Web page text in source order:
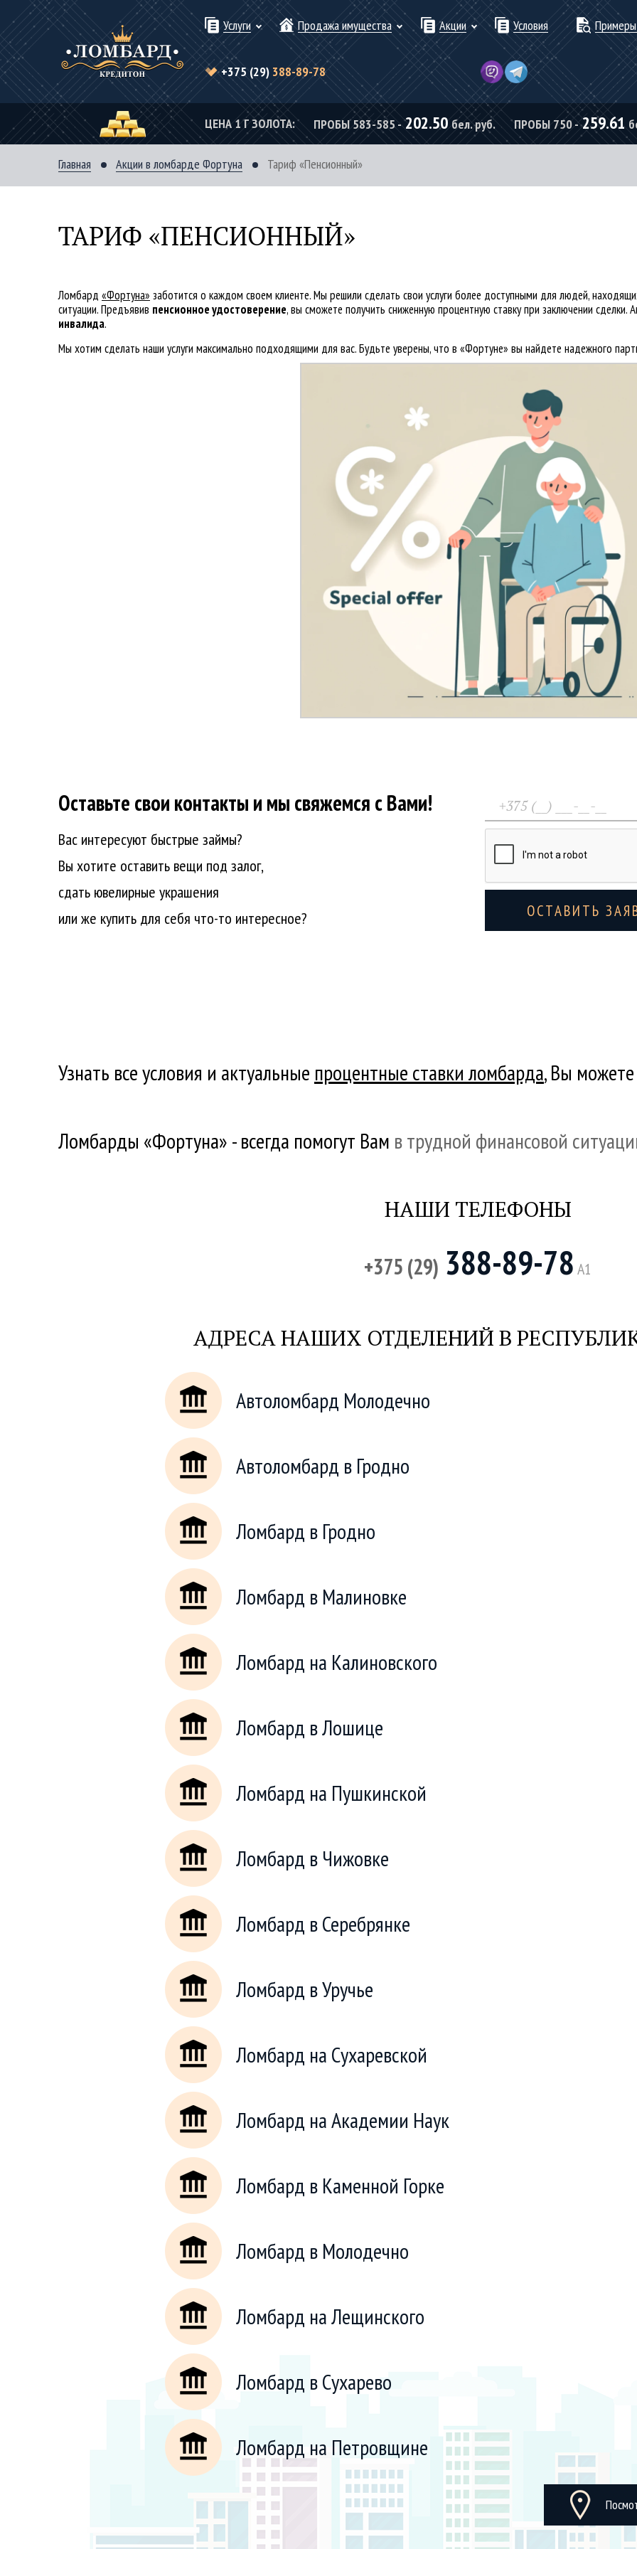
Услуги Продажа имущества Акции Условия Примеры
+375 (29) 388-89-78
ЦЕНА 1 Г ЗОЛОТА: ПРОБЫ 583-585 -202.50 бел. руб. ПРОБЫ 750 -259.61
Главная Акции в ломбарде Фортуна Тариф «Пенсионный»
ТАРИФ «ПЕНСИОННЫЙ»
Ломбард «Фортуна» заботится о каждом своем клиенте. Мы решили сделать свои услуги более доступными для людей,
ситуации. Предъявив пенсионное удостоверение, вы сможете получить сниженную процентную ставку при заключении
инвалида.
Мы хотим сделать наши услуги максимально подходящими для вас. Будьте уверены, что в «Фортуне» вы найдете надежного
Оставьте свои контакты и мы свяжемся с Вами!
Вас интересуют быстрые займы?
Вы хотите оставить вещи под залог,
сдать ювелирные украшения
или же купить для себя что-то интересное?
ОСТАВИТЬ
Узнать все условия и актуальные процентные ставки ломбарда, Вы можете
Ломбарды «Фортуна» - всегда помогут Вам в трудной финансовой
НАШИ ТЕЛЕФОНЫ
+375 (29) 388-89-78 A1
АДРЕСА НАШИХ ОТДЕЛЕНИЙ В
Автоломбард Молодечно
Автоломбард в Гродно
Ломбард в Гродно
Ломбард в Малиновке
Ломбард на Калиновского
Ломбард в Лошице
Ломбард на Пушкинской
Ломбард в Чижовке
Ломбард в Серебрянке
Ломбард в Уручье
Ломбард на Сухаревской
Ломбард на Академии Наук
Ломбард в Каменной Горке
Ломбард в Молодечно
Ломбард на Лещинского
Ломбард в Сухарево
Ломбард на Петровщине